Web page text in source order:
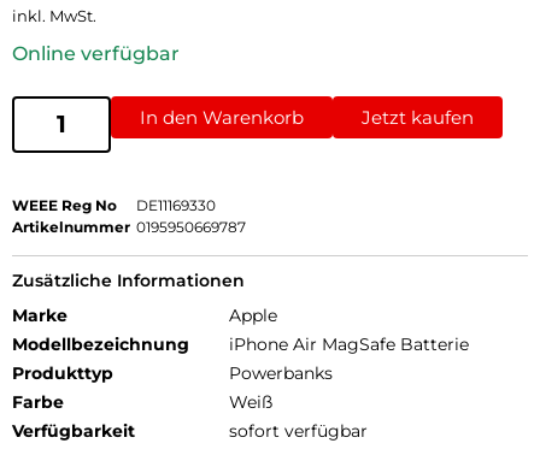
inkl. MwSt.
Online verfügbar
In den Warenkorb Jetzt kaufen
WEEE Reg No
DE11169330
Artikelnummer 0195950669787
Zusätzliche Informationen
Marke
Apple
Modellbezeichnung
iPhone Air MagSafe Batterie
Produkttyp
Powerbanks
Farbe
Weiß
Verfügbarkeit
sofort verfügbar